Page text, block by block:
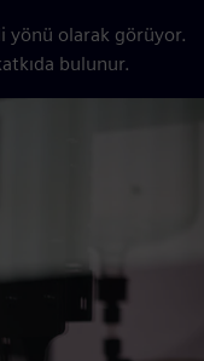
yönü olarak görüyor.
bulunur.